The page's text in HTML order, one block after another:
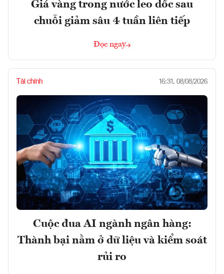
Giá vàng trong nước leo dốc sau
chuỗi giảm sâu 4 tuần liên tiếp
Đọc ngay
Tài chính 16:31, 08/08/2026
Cuộc đua AI ngành ngân hàng:
Thành bại nằm ở dữ liệu và kiểm soát
rủi ro